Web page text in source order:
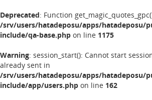
Deprecated: Function
/srv/users/hatadeposu/apps/hatadeposu/
include/qa-base.php on line 1175
Warning: session_start(): Cannot start
already sent in
/srv/users/hatadeposu/apps/hatadeposu/
include/app/users.php on line 162